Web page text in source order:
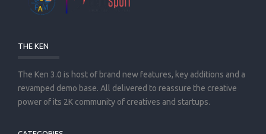
THE KEN
The Ken 3.0 is host of brand new features, key additions and a
revamped demo base. All delivered to reassure the creative
power of its 2K community of creatives and startups.